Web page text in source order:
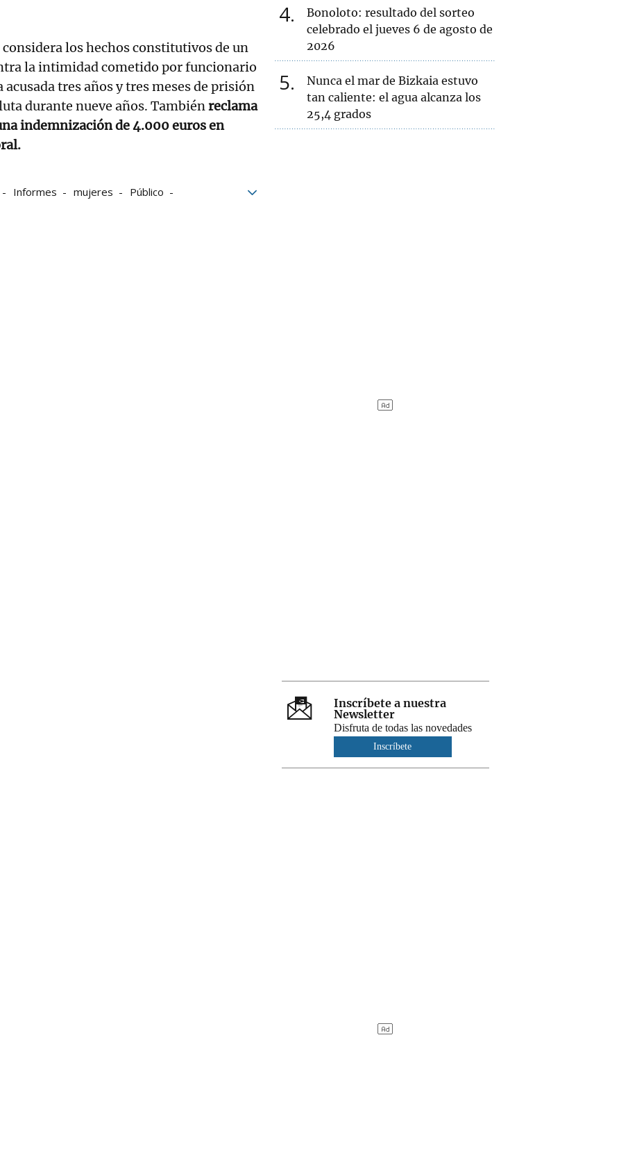
los hechos constitutivos de un
la intimidad cometido por funcionario
tres años y tres meses de prisión
durante nueve años. Tambiénreclama
indemnización de 4.000 euros en
Informes mujeres
Público
4
Bonoloto: resultado del sorteo
celebrado el jueves 6 de agosto de
2026
5
Nunca el mar de Bizkaia estuvo
tan caliente: el agua alcanza los
25,4 grados
Inscríbete a nuestra
Newsletter
Disfruta de todas las novedades
Inscríbete